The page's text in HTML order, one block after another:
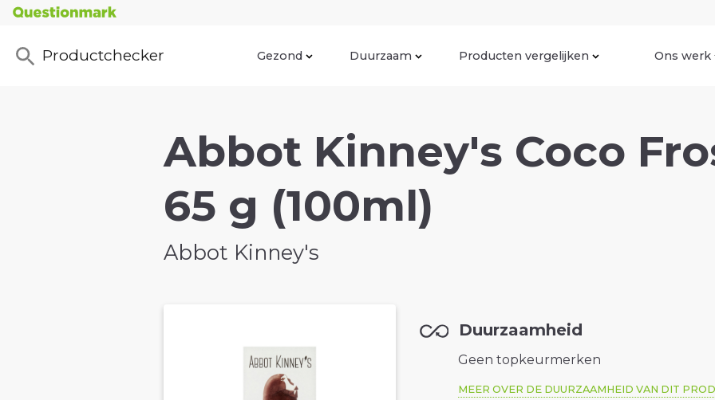
Productchecker Gezond Duurzaam Producten vergelijken Ons werk
Abbot Kinney's Coco
65 g (100ml)
Abbot Kinney's
Duurzaamheid
Geen topkeurmerken
MEER OVER DE DUURZAAMHEID VAN DIT